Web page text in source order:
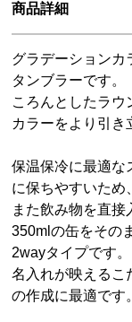
商品詳細
グラデーションカ
タンブラーです。
ころんとしたラウ
カラーをより引き
保温保冷に最適な
に保ちやすいため
また飲み物を直接
350mlの缶をその
2wayタイプです。
名入れが映えるこ
の作成に最適です。